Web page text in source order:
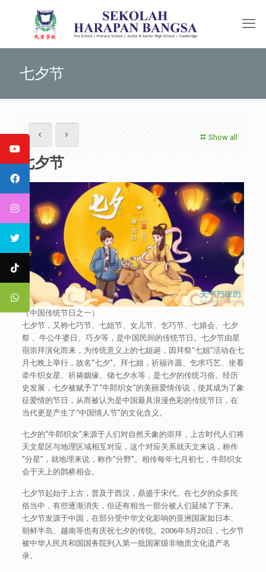
七夕节
Show all
七夕节
（中国传统节日之一）
七夕节，又称七巧节、七姐节、女儿节、乞巧节、七娘会、七夕
祭 、牛公牛婆日、巧夕等，是中国民间的传统节日。七夕节由星
宿崇拜演化而来，为传统意义上的七姐诞，因拜祭“七姐”活动在七
月七晩上举行，故名“七夕”。拜七姐，祈福许愿、乞求巧艺、坐看
牵牛织女星、祈祷姻缘、储七夕水等，是七夕的传统习俗。经历
史发展，七夕被赋予了“牛郎织女”的美丽爱情传说，使其成为了象
征爱情的节日，从而被认为是中国最具浪漫色彩的传统节日，在
当代更是产生了“中国情人节”的文化含义。
七夕的“牛郎织女”来源于人们对自然天象的崇拜，上古时代人们将
天文星区与地理区域相互对应，这个对应关系就天文来说，称作
“分星”，就地理来说，称作“分野”。相传每年七月初七，牛郎织女
会于天上的鹊桥相会。
七夕节起始于上古，普及于西汉，鼎盛于宋代。在七夕的众多民
俗当中，有些逐渐消失，但还有相当一部分被人们延续了下来。
七夕节发源于中国，在部分受中华文化影响的亚洲国家如日本、
朝鲜半岛、越南等也有庆祝七夕的传统。2006年5月20日，七夕节
被中华人民共和国国务院列入第一批国家级非物质文化遗产名
录。